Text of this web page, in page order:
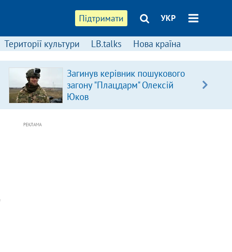
Підтримати УКР
Території культури LB.talks Нова країна
Загинув керівник пошукового
загону "Плацдарм" Олексій
Юков
РЕКЛАМА